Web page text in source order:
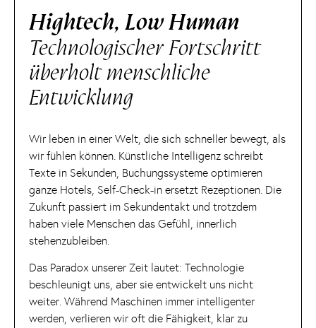
Hightech, Low Human
Technologischer Fortschritt
überholt menschliche
Entwicklung
Wir leben in einer Welt, die sich schneller bewegt, als
wir fühlen können. Künstliche Intelligenz schreibt
Texte in Sekunden, Buchungssysteme optimieren
ganze Hotels, Self-Check-in ersetzt Rezeptionen. Die
Zukunft passiert im Sekundentakt und trotzdem
haben viele Menschen das Gefühl, innerlich
stehenzubleiben.
Das Paradox unserer Zeit lautet: Technologie
beschleunigt uns, aber sie entwickelt uns nicht
weiter. Während Maschinen immer intelligenter
werden, verlieren wir oft die Fähigkeit, klar zu